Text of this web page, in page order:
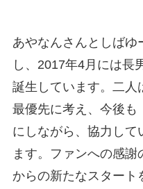
あやなんさんとしばゆ
し、2017年4月には長
誕生しています。二人
最優先に考え、今後も
にしながら、協力して
ます。ファンへの感
からの新たなスタート